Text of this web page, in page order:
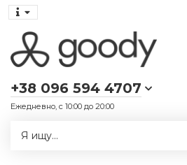
+38 096 594 4707
Ежедневно, с 10:00 до 20:00